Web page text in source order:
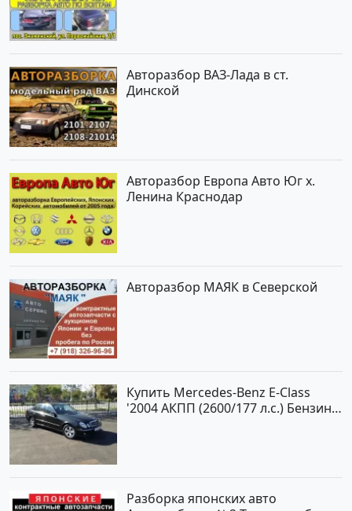
Авторазбор ВАЗ-Лада в ст.
Динской
Авторазбор Европа Авто Юг х.
Ленина Краснодар
Авторазбор МАЯК в Северской
Купить Mercedes-Benz E-Class
'2004 АКПП (2600/177 л.с.) Бензин
Разборка японских авто